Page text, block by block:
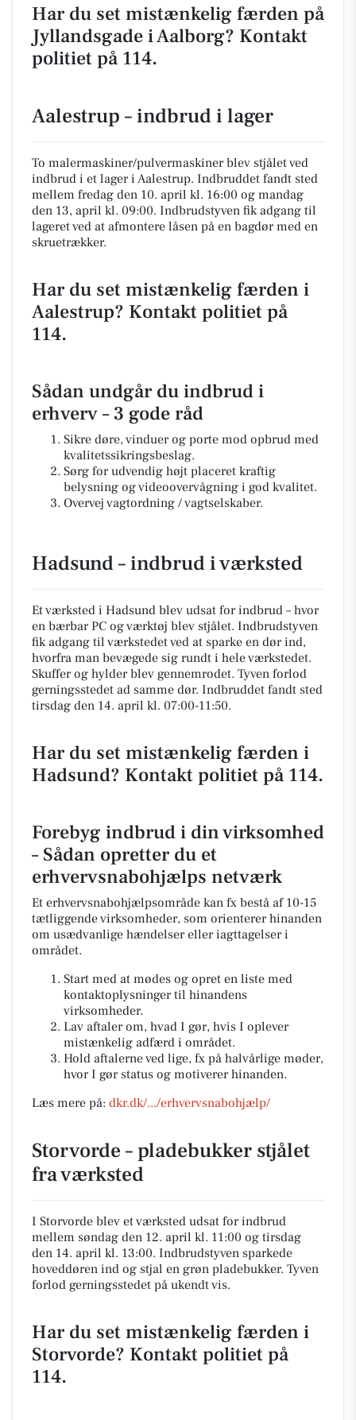
Har du set mistænkelig færden på
Jyllandsgade i Aalborg? Kontakt
politiet på 114.
Aalestrup – indbrud i lager
To malermaskiner/pulvermaskiner blev stjålet ved
indbrud i et lager i Aalestrup. Indbruddet fandt sted
mellem fredag den 10. april kl. 16:00 og mandag
den 13, april kl. 09:00. Indbrudstyven fik adgang til
lageret ved at afmontere låsen på en bagdør med en
skruetrækker.
Har du set mistænkelig færden i
Aalestrup? Kontakt politiet på
114.
Sådan undgår du indbrud i
erhverv – 3 gode råd
Sikre døre, vinduer og porte mod opbrud med
kvalitetssikringsbeslag.
Sørg for udvendig højt placeret kraftig
belysning og videoovervågning i god kvalitet.
Overvej vagtordning / vagtselskaber.
Hadsund – indbrud i værksted
Et værksted i Hadsund blev udsat for indbrud – hvor
en bærbar PC og værktøj blev stjålet. Indbrudstyven
fik adgang til værkstedet ved at sparke en dør ind,
hvorfra man bevægede sig rundt i hele værkstedet.
Skuffer og hylder blev gennemrodet. Tyven forlod
gerningsstedet ad samme dør. Indbruddet fandt sted
tirsdag den 14. april kl. 07:00-11:50.
Har du set mistænkelig færden i
Hadsund? Kontakt politiet på 114.
Forebyg indbrud i din virksomhed
– Sådan opretter du et
erhvervsnabohjælps netværk
Et erhvervsnabohjælpsområde kan fx bestå af 10-15
tætliggende virksomheder, som orienterer hinanden
om usædvanlige hændelser eller iagttagelser i
området.
Start med at mødes og opret en liste med
kontaktoplysninger til hinandens
virksomheder.
Lav aftaler om, hvad I gør, hvis I oplever
mistænkelig adfærd i området.
Hold aftalerne ved lige, fx på halvårlige møder,
hvor I gør status og motiverer hinanden.
Læs mere på: dkr.dk/.../erhvervsnabohjælp/
Storvorde – pladebukker stjålet
fra værksted
I Storvorde blev et værksted udsat for indbrud
mellem søndag den 12. april kl. 11:00 og tirsdag
den 14. april kl. 13:00. Indbrudstyven sparkede
hoveddøren ind og stjal en grøn pladebukker. Tyven
forlod gerningsstedet på ukendt vis.
Har du set mistænkelig færden i
Storvorde? Kontakt politiet på
114.